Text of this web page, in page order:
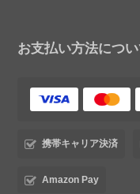
お支払い方法につ
携帯キャリア決済
Amazon Pay